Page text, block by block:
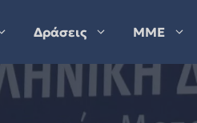
Δράσεις ΜΜΕ